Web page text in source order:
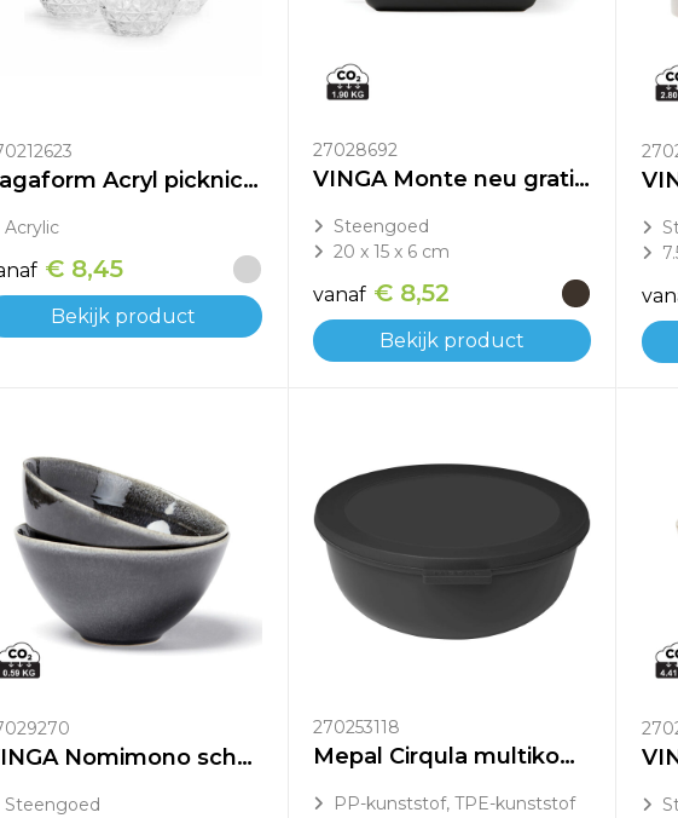
Sagaform Acryl picknickschaal set van 4
Acrylic
€ 8,45
Bekijk product
27028692
VINGA Monte neu gratin-/ovenschaal
Steengoed
20 x 15 x 6 cm
vanaf € 8,52
Bekijk product
VINGA Nomimono schaal 15.5 cm, set van 2 stuks
Steengoed
270253118
Mepal Cirqula multikom van 1250 ml
PP-kunststof, TPE-kunststof